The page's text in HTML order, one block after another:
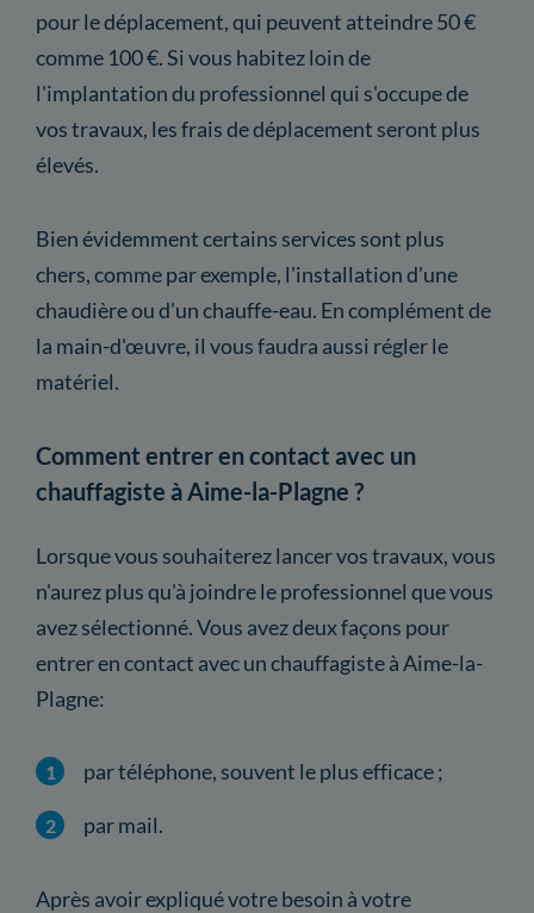
pour le déplacement, qui peuvent atteindre 50 €
comme 100 €. Si vous habitez loin de
l'implantation du professionnel qui s'occupe de
vos travaux, les frais de déplacement seront plus
élevés.
Bien évidemment certains services sont plus
chers, comme par exemple, l'installation d'une
chaudière ou d'un chauffe-eau. En complément de
la main-d'œuvre, il vous faudra aussi régler le
matériel.
Comment entrer en contact avec un
chauffagiste à Aime-la-Plagne ?
Lorsque vous souhaiterez lancer vos travaux, vous
n'aurez plus qu'à joindre le professionnel que vous
avez sélectionné. Vous avez deux façons pour
entrer en contact avec un chauffagiste à Aime-la-
Plagne:
par téléphone, souvent le plus efficace ;
par mail.
Après avoir expliqué votre besoin à votre